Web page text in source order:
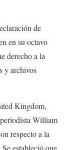
de
en su octavo
derecho a la
y archivos
Kingdom,
William
respecto a la
estableció que